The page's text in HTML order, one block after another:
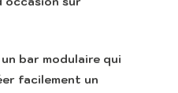
bar modulaire qui
facilement un